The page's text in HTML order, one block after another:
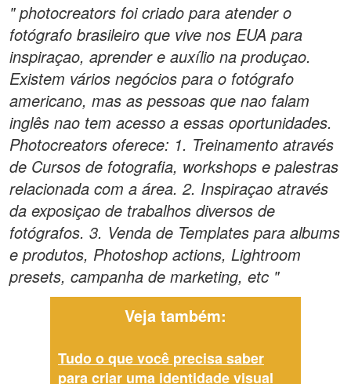
" photocreators foi criado para atender o
fotógrafo brasileiro que vive nos EUA para
inspiraçao, aprender e auxílio na produçao.
Existem vários negócios para o fotógrafo
americano, mas as pessoas que nao falam
inglês nao tem acesso a essas oportunidades.
Photocreators oferece: 1. Treinamento através
de Cursos de fotografia, workshops e palestras
relacionada com a área. 2. Inspiraçao através
da exposiçao de trabalhos diversos de
fotógrafos. 3. Venda de Templates para albums
e produtos, Photoshop actions, Lightroom
presets, campanha de marketing, etc "
Veja também:
Tudo o que você precisa saber
para criar uma identidade visual